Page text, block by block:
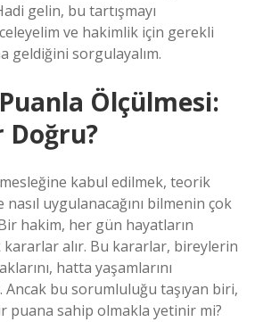
gelin, bu tartışmayı
ve hakimlik için gerekli
geldiğini sorgulayalım.
Ölçülmesi:
Doğru?
kabul edilmek, teorik
uygulanacağını bilmenin çok
hakim, her gün hayatların
alır. Bu kararlar, bireylerin
hatta yaşamlarını
bu sorumluluğu taşıyan biri,
puana sahip olmakla yetinir mi?